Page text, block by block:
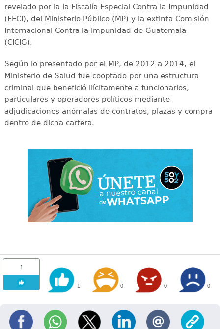
revelado por la la Fiscalía Especial Contra la Impunidad
(FECI), del Ministerio Público (MP) y la extinta Comisión
Internacional Contra la Impunidad de Guatemala
(CICIG).
Según lo presentado por el MP, de 2012 a 2014, el
Ministerio de Salud fue cooptado por una estructura
criminal que benefició ilícitamente a funcionarios,
particulares y operadores políticos mediante
adjudicaciones anómalas de contratos, plazas y compra
dentro de dicha cartera.
1
1 0 0 0